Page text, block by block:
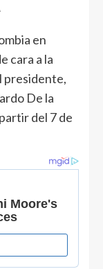
en
cara a la
presidente,
De la
del 7 de